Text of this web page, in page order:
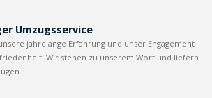
Umzugsservice
jahrelange Erfahrung und unser Engagement
Wir stehen zu unserem Wort und liefern